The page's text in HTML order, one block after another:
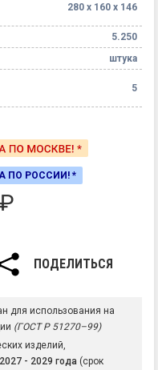
280 х 160 х 146
5.250
штука
5
ПО РОССИИ! *
₽
ПОДЕЛИТЬСЯ
для использования на
(ГОСТ Р 51270–99)
изделий,
- 2029 года (срок